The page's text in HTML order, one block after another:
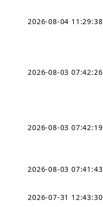
2026-08-04 11:29:38
2026-08-03 07:42:26
2026-08-03 07:42:19
2026-08-03 07:41:43
2026-07-31 12:43:30